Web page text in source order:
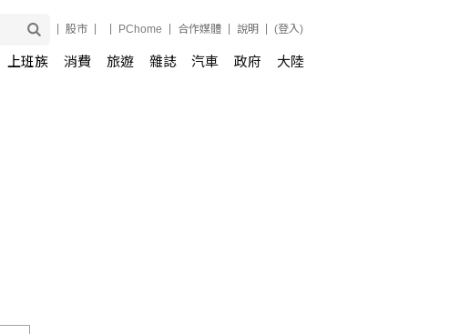
股市 PChome 合作媒體 說明 (登入)
上班族 消費 旅遊 雜誌 汽車 政府 大陸